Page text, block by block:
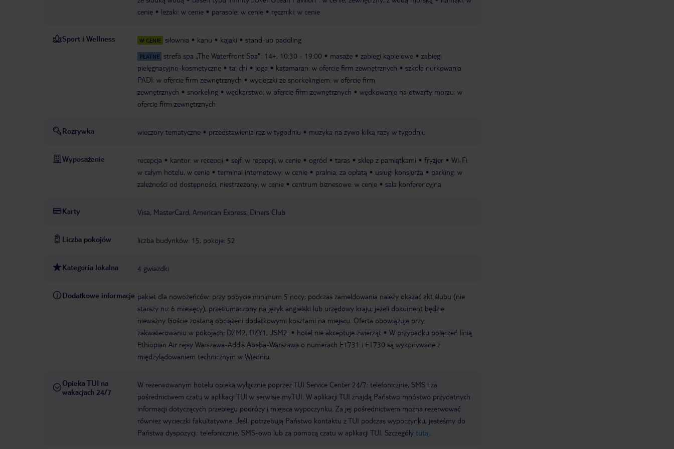
cenie
leżaki: w cenie parasole: w cenie ręczniki: w cenie
Sport i Wellness W CENIE siłownia kanu kajaki stand-up paddling
PŁATNE strefa spa „The Waterfront Spa": 14+, 10:30 - 19:00 masaże zabiegi kąpielowe
zabiegi
pielęgnacyjno-kosmetyczne
tai chi joga katamaran: w ofercie firm zewnętrznych
szkoła nurkowania
PADI: w ofercie firm zewnętrznych
wycieczki ze snorkelingiem: w ofercie firm
zewnętrznych
snorkeling wędkarstwo: w ofercie firm zewnętrznych
wędkowanie na otwarty morzu: w
ofercie firm zewnętrznych
Rozrywka wieczory tematyczne przedstawienia raz w tygodniu muzyka na żywo kilka razy w tygodniu
Wyposażenie recepcja kantor: w recepcji sejf: w recepcji, w cenie ogród taras sklep z pamiątkami fryzjer
Wi-Fi:
w całym hotelu, w cenie
terminal internetowy: w cenie pralnia: za opłatą usługi konsjerża
parking: w
zależności od dostępności, niestrzeżony, w cenie
centrum biznesowe: w cenie sala konferencyjna
Karty Visa, MasterCard, American Express, Diners Club
Liczba pokojów liczba budynków: 15, pokoje: 52
Kategoria lokalna 4 gwiazdki
Dodatkowe informacje pakiet dla nowożeńców: przy pobycie minimum 5 nocy; podczas zameldowania należy okazać akt ślubu (nie
starszy niż 6 miesięcy), przetłumaczony na język angielski lub urzędowy kraju; jeżeli dokument będzie
nieważny Goście zostaną obciążeni dodatkowymi kosztami na miejscu. Oferta obowiązuje przy
zakwaterowaniu w pokojach: DZM2, DZY1, JSM2.
hotel nie akceptuje zwierząt
W przypadku połączeń linią
Ethiopian Air rejsy Warszawa-Addis Abeba-Warszawa o numerach ET731 i ET730 są wykonywane z
międzylądowaniem technicznym w Wiedniu.
Opieka TUI na
wakacjach 24/7
W rezerwowanym hotelu opieka wyłącznie poprzez TUI Service Center 24/7: telefonicznie, SMS i za
pośrednictwem czatu w aplikacji TUI w serwisie myTUI. W aplikacji TUI znajdą Państwo mnóstwo przydatnych
informacji dotyczących przebiegu podróży i miejsca wypoczynku. Za jej pośrednictwem można rezerwować
również wycieczki fakultatywne. Jeśli potrzebują Państwo kontaktu z TUI podczas wypoczynku, jesteśmy do
Państwa dyspozycji: telefonicznie, SMS-owo lub za pomocą czatu w aplikacji TUI. Szczegóły tutaj